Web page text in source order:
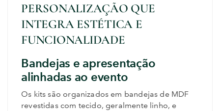
PERSONALIZAÇÃO QUE
INTEGRA ESTÉTICA E
FUNCIONALIDADE
Bandejas e apresentação
alinhadas ao evento
Os kits são organizados em bandejas de MDF
revestidas com tecido, geralmente linho, e